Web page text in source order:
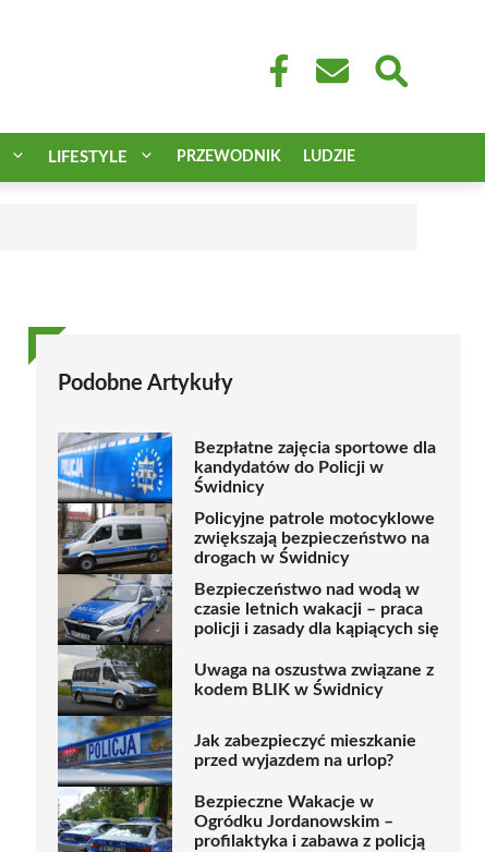
LIFESTYLE PRZEWODNIK LUDZIE
Podobne Artykuły
Bezpłatne zajęcia sportowe dla
kandydatów do Policji w
Świdnicy
Policyjne patrole motocyklowe
zwiększają bezpieczeństwo na
drogach w Świdnicy
Bezpieczeństwo nad wodą w
czasie letnich wakacji – praca
policji i zasady dla kąpiących się
Uwaga na oszustwa związane z
kodem BLIK w Świdnicy
Jak zabezpieczyć mieszkanie
przed wyjazdem na urlop?
Bezpieczne Wakacje w
Ogródku Jordanowskim –
profilaktyka i zabawa z policją